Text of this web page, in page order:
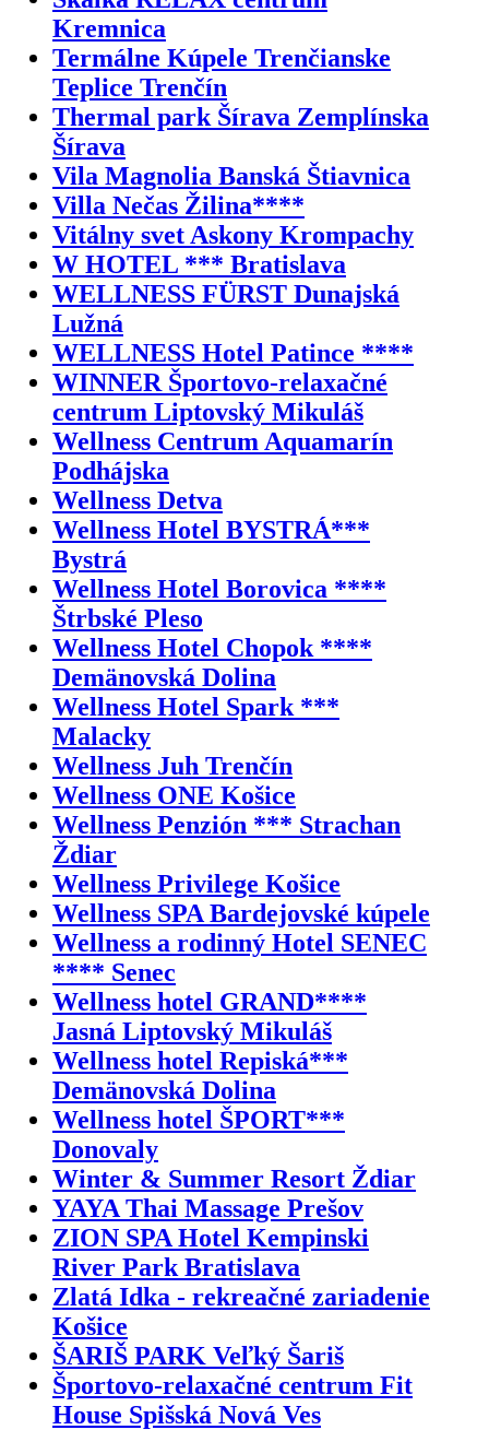
Kremnica
Termálne Kúpele Trenčianske
Teplice Trenčín
Thermal park Šírava Zemplínska
Šírava
Vila Magnolia Banská Štiavnica
Villa Nečas Žilina****
Vitálny svet Askony Krompachy
W HOTEL *** Bratislava
WELLNESS FÜRST Dunajská
Lužná
WELLNESS Hotel Patince ****
WINNER Športovo-relaxačné
centrum Liptovský Mikuláš
Wellness Centrum Aquamarín
Podhájska
Wellness Detva
Wellness Hotel BYSTRÁ***
Bystrá
Wellness Hotel Borovica ****
Štrbské Pleso
Wellness Hotel Chopok ****
Demänovská Dolina
Wellness Hotel Spark ***
Malacky
Wellness Juh Trenčín
Wellness ONE Košice
Wellness Penzión *** Strachan
Ždiar
Wellness Privilege Košice
Wellness SPA Bardejovské kúpele
Wellness a rodinný Hotel SENEC
**** Senec
Wellness hotel GRAND****
Jasná Liptovský Mikuláš
Wellness hotel Repiská***
Demänovská Dolina
Wellness hotel ŠPORT***
Donovaly
Winter & Summer Resort Ždiar
YAYA Thai Massage Prešov
ZION SPA Hotel Kempinski
River Park Bratislava
Zlatá Idka - rekreačné zariadenie
Košice
ŠARIŠ PARK Veľký Šariš
Športovo-relaxačné centrum Fit
House Spišská Nová Ves